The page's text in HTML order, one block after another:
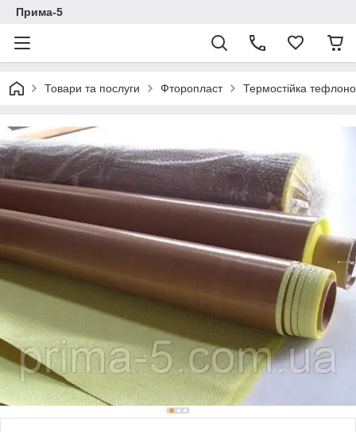
Прима-5
Товари та послуги Фторопласт Термостійка